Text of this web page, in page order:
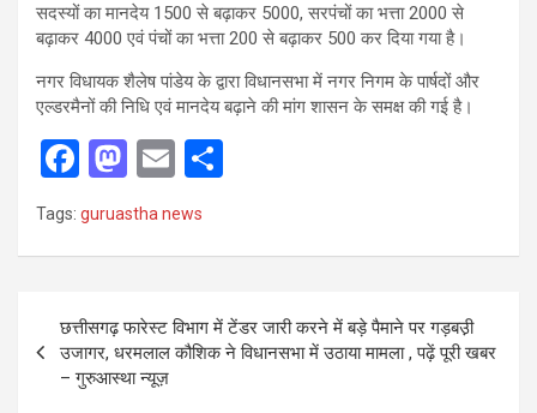
सदस्यों का मानदेय 1500 से बढ़ाकर 5000, सरपंचों का भत्ता 2000 से
बढ़ाकर 4000 एवं पंचों का भत्ता 200 से बढ़ाकर 500 कर दिया गया है।
नगर विधायक शैलेष पांडेय के द्वारा विधानसभा में नगर निगम के पार्षदों और
एल्डरमैनों की निधि एवं मानदेय बढ़ाने की मांग शासन के समक्ष की गई है।
F
ce
o
o
k
M
a
st
d
o
n
E
ail
Tags: guruastha news
navigation
छत्तीसगढ़ फारेस्ट विभाग में टेंडर जारी करने में बड़े पैमाने पर गड़बउ़ी
उजागर, धरमलाल कौशिक ने विधानसभा में उठाया मामला , पढ़ें पूरी खबर
– गुरुआस्था न्यूज़